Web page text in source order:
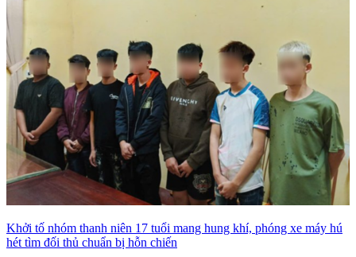
Khởi tố nhóm thanh niên 17 tuổi mang hung khí, phóng xe máy hú
hét tìm đối thủ chuẩn bị hỗn chiến